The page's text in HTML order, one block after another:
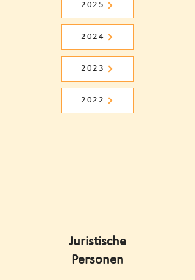
2025
2024
2023
2022
Juristische
Personen